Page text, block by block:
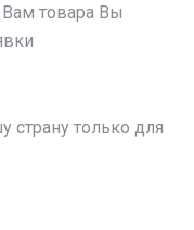
Вам товара Вы
страну только для